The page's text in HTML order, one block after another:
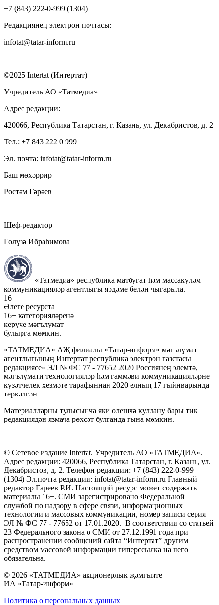
+7 (843) 222-0-999 (1304)
Редакциянең электрон почтасы:
infotat@tatar-inform.ru
©2025 Intertat (Интертат)
Учредитель АО «Татмедиа»
Адрес редакции:
420066, Республика Татарстан, г. Казань, ул. Декабристов, д. 2
Тел.: +7 843 222 0 999
Эл. почта: infotat@tatar-inform.ru
Баш мөхәррир
Рөстәм Гәрәев
Шеф-редактор
Гөлүзә Ибраһимова
«Татмедиа» республика матбугат һәм массакүләм
коммуникацияләр агентлыгы ярдәме белән чыгарыла.
16+
Әлеге ресурста
16+ категорияләренә
керүче мәгълүмат
булырга мөмкин.
«ТАТМЕДИА» АҖ филиалы «Татар-информ» мәгълүмат
агентлыгының Интертат республика электрон газетасы
редакциясе» ЭЛ № ФС 77 - 77652 2020 Россиянең элемтә,
мәгълүмати технологияләр һәм гаммәви коммуникацияләрне
күзәтчелек хезмәте тарафыннан 2020 елның 17 гыйнварында
теркәлгән
Материалларны тулысынча яки өлешчә куллану бары тик
редакциядән язмача рөхсәт булганда гына мөмкин.
© Сетевое издание Intertat. Учредитель АО «ТАТМЕДИА».
Адрес редакции: 420066, Республика Татарстан, г. Казань, ул.
Декабристов, д. 2. Телефон редакции: +7 (843) 222-0-999
(1304) Эл.почта редакции: infotat@tatar-inform.ru Главный
редактор Гареев Р.И. Настоящий ресурс может содержать
материалы 16+. СМИ зарегистрировано Федеральной
службой по надзору в сфере связи, информационных
технологий и массовых коммуникаций, номер записи серия
ЭЛ № ФС 77 - 77652 от 17.01.2020. В соответствии со статьей
23 Федерального закона о СМИ от 27.12.1991 года при
распространении сообщений сайта “Интертат” другим
средством массовой информации гиперссылка на него
обязательна.
© 2026 «ТАТМЕДИА» акционерлык җәмгыяте
ИА «Татар-информ»
Политика о персональных данных